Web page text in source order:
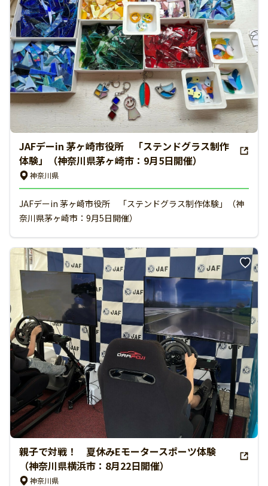
JAFデーin 茅ヶ崎市役所 「ステンドグラス制作
体験」（神奈川県茅ヶ崎市：9月5日開催）
神奈川県
JAFデーin 茅ヶ崎市役所 「ステンドグラス制作体験」（神
奈川県茅ヶ崎市：9月5日開催）
親子で対戦！ 夏休みEモータースポーツ体験
（神奈川県横浜市：8月22日開催）
神奈川県